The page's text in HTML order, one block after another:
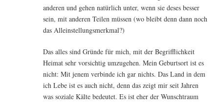
ande­ren und gehen natür­lich unter, wenn sie deses bes­ser
sein, mit ande­ren Tei­len müs­sen (wo bleibt denn dann noch
das Alleinstellungsmerkmal?)
Das alles sind Grün­de für mich, mit der Begriff­lich­keit
Hei­mat sehr vor­sich­tig umzu­ge­hen. Mein Geburts­ort ist es
nicht: Mit jenem ver­bin­de ich gar nichts. Das Land in dem
ich Lebe ist es auch nicht, denn das zeigt mir seit Jah­ren
was sozia­le Käl­te bedeu­tet. Es ist eher der Wunsch­traum